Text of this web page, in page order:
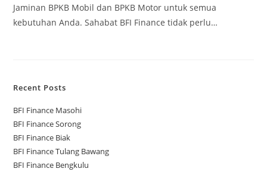
Jaminan BPKB Mobil dan BPKB Motor untuk semua
kebutuhan Anda. Sahabat BFI Finance tidak perlu…
Recent Posts
BFI Finance Masohi
BFI Finance Sorong
BFI Finance Biak
BFI Finance Tulang Bawang
BFI Finance Bengkulu